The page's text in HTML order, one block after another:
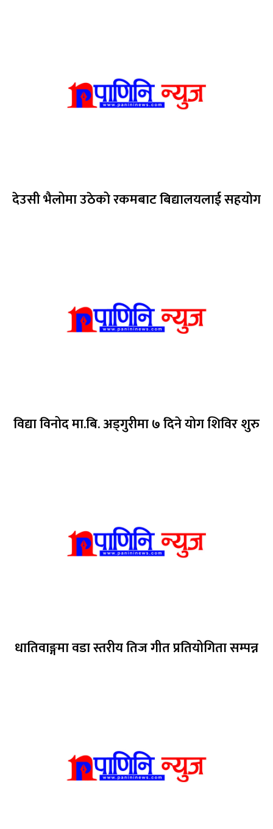
देउसी भैलोमा उठेको रकमबाट बिद्यालयलाई सहयोग
विद्या विनोद मा.बि. अड्गुरीमा ७ दिने योग शिविर शुरु
धातिवाङ्गमा वडा स्तरीय तिज गीत प्रतियोगिता सम्पन्न